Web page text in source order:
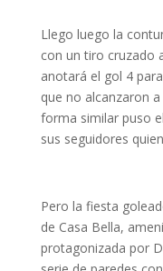
Llego luego la
con un tiro cruzado
anotará el gol 4
que no alcanzaron
forma similar puso
sus seguidores
Pero la fiesta
de Casa Bella,
protagonizada por